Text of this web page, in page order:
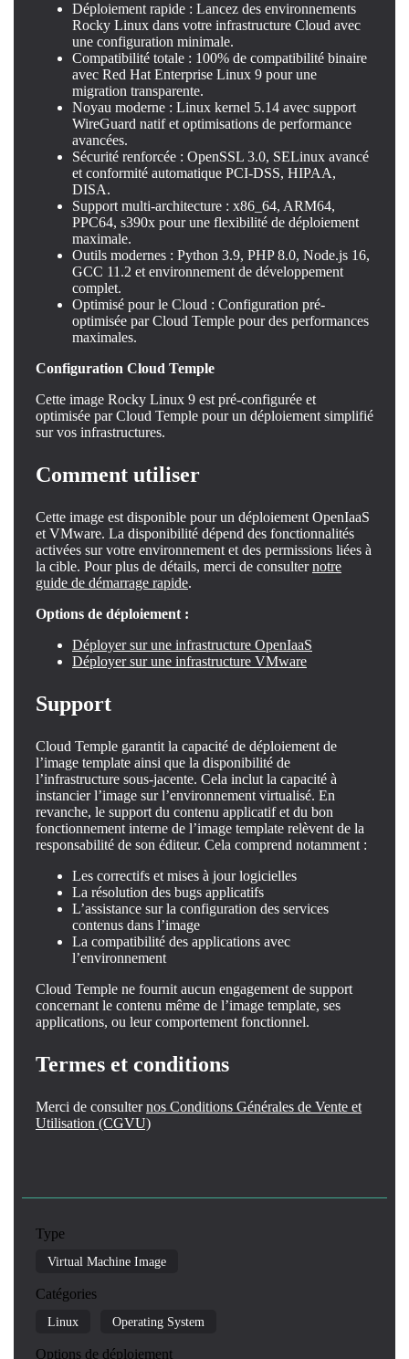
Déploiement rapide : Lancez des environnements
Rocky Linux dans votre infrastructure Cloud avec
une configuration minimale.
Compatibilité totale : 100% de compatibilité binaire
avec Red Hat Enterprise Linux 9 pour une
migration transparente.
Noyau moderne : Linux kernel 5.14 avec support
WireGuard natif et optimisations de performance
avancées.
Sécurité renforcée : OpenSSL 3.0, SELinux avancé
et conformité automatique PCI-DSS, HIPAA,
DISA.
Support multi-architecture : x86_64, ARM64,
PPC64, s390x pour une flexibilité de déploiement
maximale.
Outils modernes : Python 3.9, PHP 8.0, Node.js 16,
GCC 11.2 et environnement de développement
complet.
Optimisé pour le Cloud : Configuration pré-
optimisée par Cloud Temple pour des performances
maximales.
Configuration Cloud Temple
Cette image Rocky Linux 9 est pré-configurée et
optimisée par Cloud Temple pour un déploiement simplifié
sur vos infrastructures.
Comment utiliser
Cette image est disponible pour un déploiement OpenIaaS
et VMware. La disponibilité dépend des fonctionnalités
activées sur votre environnement et des permissions liées à
la cible. Pour plus de détails, merci de consulternotre
guide de démarrage rapide.
Options de déploiement :
Déployer sur une infrastructure OpenIaaS
Déployer sur une infrastructure VMware
Support
Cloud Temple garantit la capacité de déploiement de
l’image template ainsi que la disponibilité de
l’infrastructure sous-jacente. Cela inclut la capacité à
instancier l’image sur l’environnement virtualisé. En
revanche, le support du contenu applicatif et du bon
fonctionnement interne de l’image template relèvent de la
responsabilité de son éditeur. Cela comprend notamment :
Les correctifs et mises à jour logicielles
La résolution des bugs applicatifs
L’assistance sur la configuration des services
contenus dans l’image
La compatibilité des applications avec
l’environnement
Cloud Temple ne fournit aucun engagement de support
concernant le contenu même de l’image template, ses
applications, ou leur comportement fonctionnel.
Termes et conditions
Merci de consulternos Conditions Générales de Vente et
Utilisation (CGVU)
Type
Virtual Machine Image
Catégories
Linux Operating System
Options de déploiement